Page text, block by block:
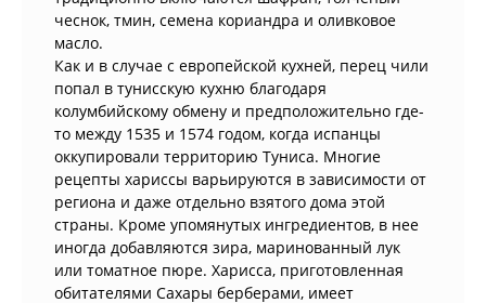
чеснок, тмин, семена кориандра и оливковое
масло.
Как и в случае с европейской кухней, перец чили
попал в тунисскую кухню благодаря
колумбийскому обмену и предположительно где-
то между 1535 и 1574 годом, когда испанцы
оккупировали территорию Туниса. Многие
рецепты хариссы варьируются в зависимости от
региона и даже отдельно взятого дома этой
страны. Кроме упомянутых ингредиентов, в нее
иногда добавляются зира, маринованный лук
или томатное пюре. Харисса, приготовленная
обитателями Сахары берберами, имеет